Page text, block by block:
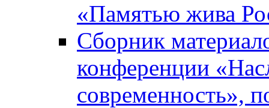
«Памятью жива
Сборник
конференции
современность»,